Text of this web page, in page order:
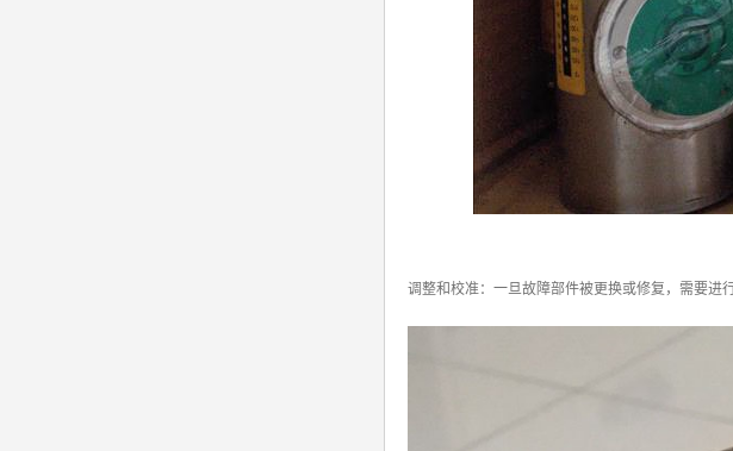
调整和校准：一旦故障部件被更换或修复，需要进